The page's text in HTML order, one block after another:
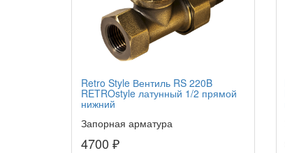
Retro Style Вентиль RS 220B
RETROstyle латунный 1/2 прямой
нижний
Запорная арматура
4700 ₽